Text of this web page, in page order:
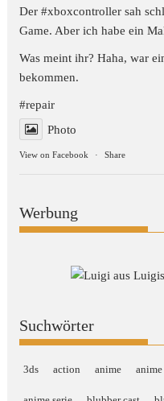
Der #xboxcontroller sah
Game. Aber ich habe ein
Was meint ihr? Haha, war
bekommen.
#repair
Photo
View on Facebook · Share
Werbung
Suchwörter
3ds action anime